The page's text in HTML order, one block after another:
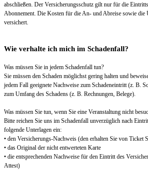
abschließen. Der Versicherungsschutz gilt nur für die
Abonnement. Die Kosten für die An- und Abreise sowie die
versichert.
Wie verhalte ich mich im Schadenfall?
Was müssen Sie in jedem Schadenfall tun?
Sie müssen den Schaden möglichst gering halten und
jedem Fall geeignete Nachweise zum Schadeneintritt (z. B.
zum Umfang des Schadens (z. B. Rechnungen, Belege).
Was müssen Sie tun, wenn Sie eine Veranstaltung nicht
Bitte reichen Sie uns im Schadenfall unverzüglich nach
folgende Unterlagen ein:
• den Versicherungs-Nachweis (den erhalten Sie von Ticket
• das Original der nicht entwerteten Karte
• die entsprechenden Nachweise für den Eintritt des
Attest)